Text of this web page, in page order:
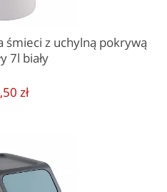
śmieci z uchylną pokrywą
7l biały
zł